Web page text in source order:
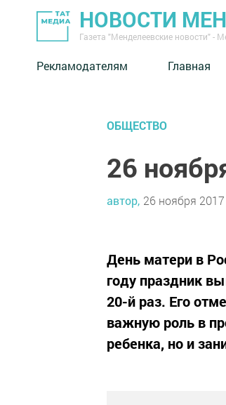
НОВОСТИ
Газета "Менделеевские новости" -
Рекламодателям Главная
ОБЩЕСТВО
26
автор, 26 ноября
День матери в
году праздник
20-й раз. Его
важную роль в
ребенка, но и